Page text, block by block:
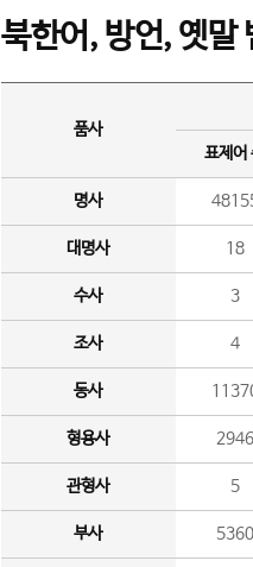
북한어, 방언, 옛말
품사
표제어
명사
대명사 18
수사 3
조사 4
동사
형용사 2946
관형사 5
부사 5360